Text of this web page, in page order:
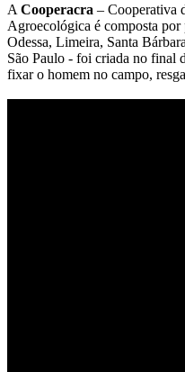
A Cooperacra – Cooperativa
Agroecológica é composta
Odessa, Limeira, Santa
São Paulo - foi criada no final
fixar o homem no campo,